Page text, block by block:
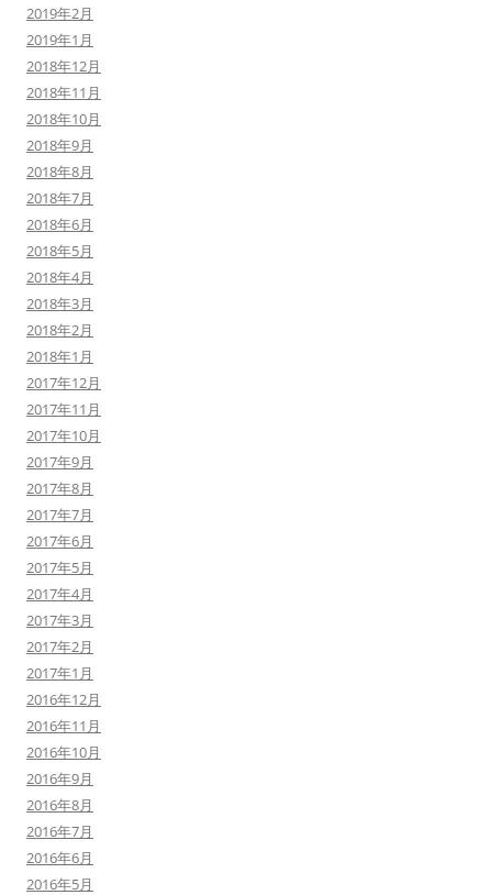
2019年2月
2019年1月
2018年12月
2018年11月
2018年10月
2018年9月
2018年8月
2018年7月
2018年6月
2018年5月
2018年4月
2018年3月
2018年2月
2018年1月
2017年12月
2017年11月
2017年10月
2017年9月
2017年8月
2017年7月
2017年6月
2017年5月
2017年4月
2017年3月
2017年2月
2017年1月
2016年12月
2016年11月
2016年10月
2016年9月
2016年8月
2016年7月
2016年6月
2016年5月